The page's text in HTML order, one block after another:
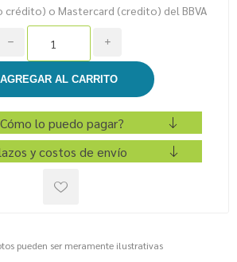
crédito) o Mastercard (credito) del BBVA
i
h
lo puedo pagar?
y costos de envío
pueden ser meramente ilustrativas